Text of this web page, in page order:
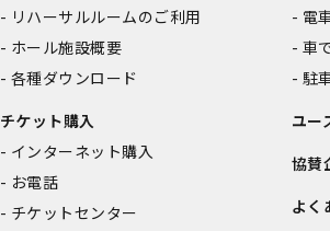
リハーサルルームのご利用
ホール施設概要
各種ダウンロード
チケット購入
インターネット購入
お電話
チケットセンター
電
車
駐
ユー
協賛
よく